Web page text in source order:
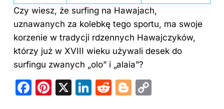
Czy wiesz, że surfing na Hawajach,
uznawanych za kolebkę tego sportu, ma swoje
korzenie w tradycji rdzennych Hawajczyków,
którzy już w XVIII wieku używali desek do
surfingu zwanych „olo” i „alaia”?
F
Pi X
Li R
Bl